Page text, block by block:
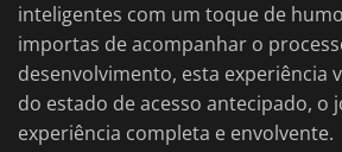
inteligentes com um toque de
importas de acompanhar o
desenvolvimento, esta experiência
do estado de acesso antecipado, o
experiência completa e envolvente.